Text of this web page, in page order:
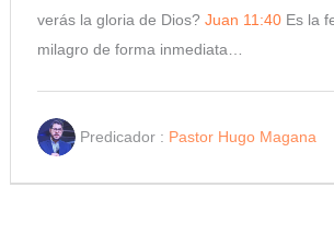
verás la gloria de Dios? Juan 11:40Es la
milagro de forma inmediata…
Predicador : Pastor Hugo Magana